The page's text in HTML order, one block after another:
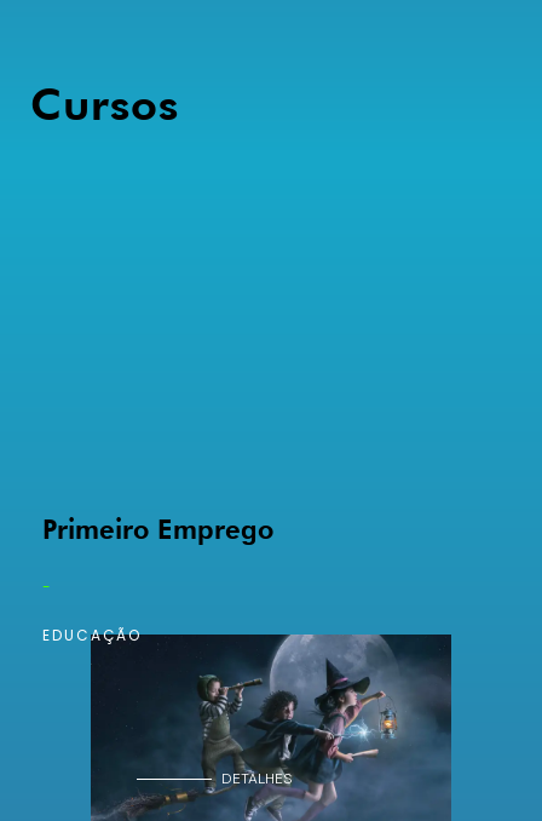
Cursos
DETALHES
Primeiro Emprego
-
EDUCAÇÃO